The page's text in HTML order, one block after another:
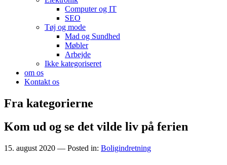
Computer og IT
SEO
Tøj og mode
Mad og Sundhed
Møbler
Arbejde
Ikke kategoriseret
om os
Kontakt os
Fra kategorierne
Kom ud og se det vilde liv på ferien
15. august 2020 — Posted in: Boligindretning